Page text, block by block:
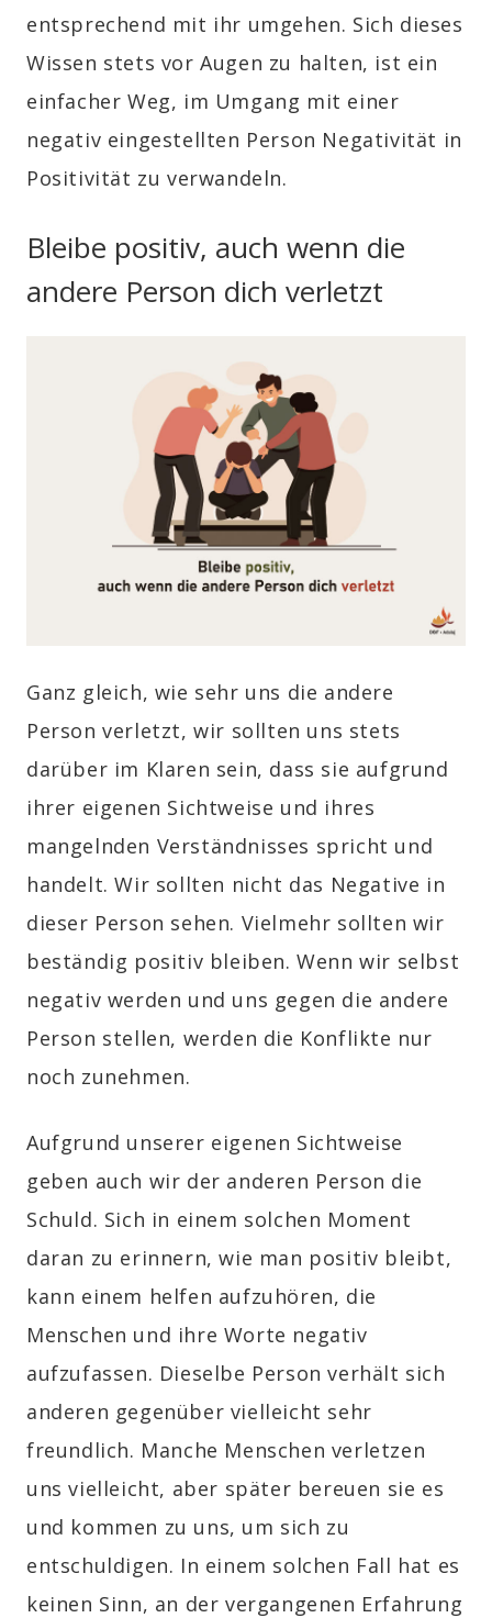
entsprechend mit ihr umgehen. Sich dieses
Wissen stets vor Augen zu halten, ist ein
einfacher Weg, im Umgang mit einer
negativ eingestellten Person Negativität in
Positivität zu verwandeln.
Bleibe positiv, auch wenn die
andere Person dich verletzt
Ganz gleich, wie sehr uns die andere
Person verletzt, wir sollten uns stets
darüber im Klaren sein, dass sie aufgrund
ihrer eigenen Sichtweise und ihres
mangelnden Verständnisses spricht und
handelt. Wir sollten nicht das Negative in
dieser Person sehen. Vielmehr sollten wir
beständig positiv bleiben. Wenn wir selbst
negativ werden und uns gegen die andere
Person stellen, werden die Konflikte nur
noch zunehmen.
Aufgrund unserer eigenen Sichtweise
geben auch wir der anderen Person die
Schuld. Sich in einem solchen Moment
daran zu erinnern, wie man positiv bleibt,
kann einem helfen aufzuhören, die
Menschen und ihre Worte negativ
aufzufassen. Dieselbe Person verhält sich
anderen gegenüber vielleicht sehr
freundlich. Manche Menschen verletzen
uns vielleicht, aber später bereuen sie es
und kommen zu uns, um sich zu
entschuldigen. In einem solchen Fall hat es
keinen Sinn, an der vergangenen Erfahrung